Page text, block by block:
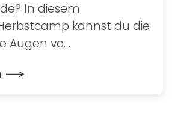
In diesem
kannst du die
Augen vo…